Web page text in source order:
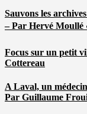
Sauvons les
– Par Hervé Moullé
Focus sur un petit
Cottereau
A Laval, un
Par Guillaume